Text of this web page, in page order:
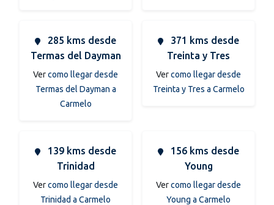
285 kms desde
Termas del Dayman
Vercomo llegar desde
Termas del Dayman a
Carmelo
371 kms desde
Treinta y Tres
Vercomo llegar desde
Treinta y Tres a Carmelo
139 kms desde
Trinidad
Vercomo llegar desde
Trinidad a Carmelo
156 kms desde
Young
Vercomo llegar desde
Young a Carmelo